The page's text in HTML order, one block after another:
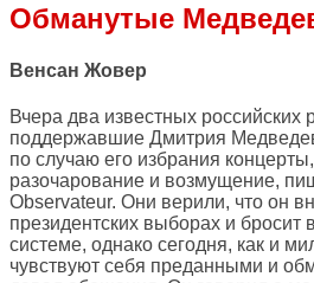
Обманутые
Венсан Жовер
Вчера два известных российских
поддержавшие Дмитрия
по случаю его избрания
разочарование и возмущение,
Observateur. Они верили, что он
президентских выборах и бросит
системе, однако сегодня, как и
чувствуют себя преданными и